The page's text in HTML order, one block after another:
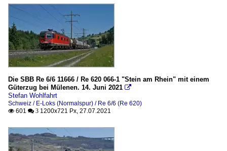
Die SBB Re 6/6 11666 / Re 620 066-1 "Stein am Rhein" mit einem
Güterzug bei Mülenen. 14. Juni 2021 
Stefan Wohlfahrt
Schweiz / E-Loks (Normalspur) / Re 6/6 (Re 620)
 601  3 1200x721 Px, 27.07.2021